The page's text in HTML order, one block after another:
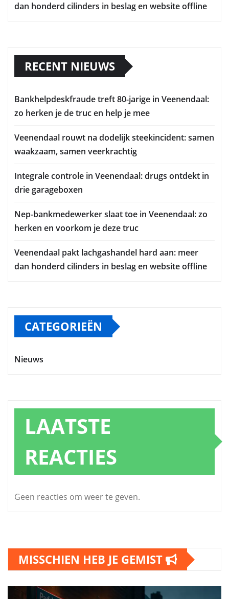
dan honderd cilinders in beslag en website offline
RECENT NIEUWS
Bankhelpdeskfraude treft 80-jarige in Veenendaal:
zo herken je de truc en help je mee
Veenendaal rouwt na dodelijk steekincident: samen
waakzaam, samen veerkrachtig
Integrale controle in Veenendaal: drugs ontdekt in
drie garageboxen
Nep-bankmedewerker slaat toe in Veenendaal: zo
herken en voorkom je deze truc
Veenendaal pakt lachgashandel hard aan: meer
dan honderd cilinders in beslag en website offline
CATEGORIEËN
Nieuws
LAATSTE
REACTIES
Geen reacties om weer te geven.
MISSCHIEN HEB JE GEMIST